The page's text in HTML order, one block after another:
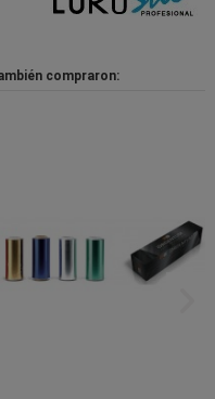
compraron: